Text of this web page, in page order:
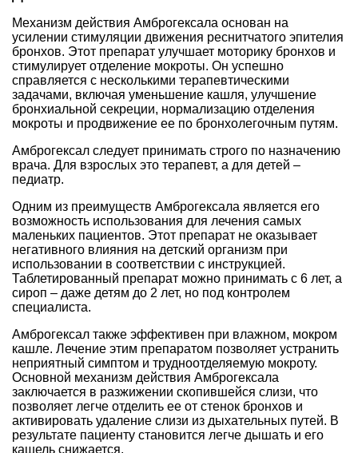
Механизм действия Амброгексала основан на
усилении стимуляции движения реснитчатого эпителия
бронхов. Этот препарат улучшает моторику бронхов и
стимулирует отделение мокроты. Он успешно
справляется с несколькими терапевтическими
задачами, включая уменьшение кашля, улучшение
бронхиальной секреции, нормализацию отделения
мокроты и продвижение ее по бронхолегочным путям.
Амброгексал следует принимать строго по назначению
врача. Для взрослых это терапевт, а для детей –
педиатр.
Одним из преимуществ Амброгексала является его
возможность использования для лечения самых
маленьких пациентов. Этот препарат не оказывает
негативного влияния на детский организм при
использовании в соответствии с инструкцией.
Таблетированный препарат можно принимать с 6 лет, а
сироп – даже детям до 2 лет, но под контролем
специалиста.
Амброгексал также эффективен при влажном, мокром
кашле. Лечение этим препаратом позволяет устранить
неприятный симптом и трудноотделяемую мокроту.
Основной механизм действия Амброгексала
заключается в разжижении скопившейся слизи, что
позволяет легче отделить ее от стенок бронхов и
активировать удаление слизи из дыхательных путей. В
результате пациенту становится легче дышать и его
кашель снижается.